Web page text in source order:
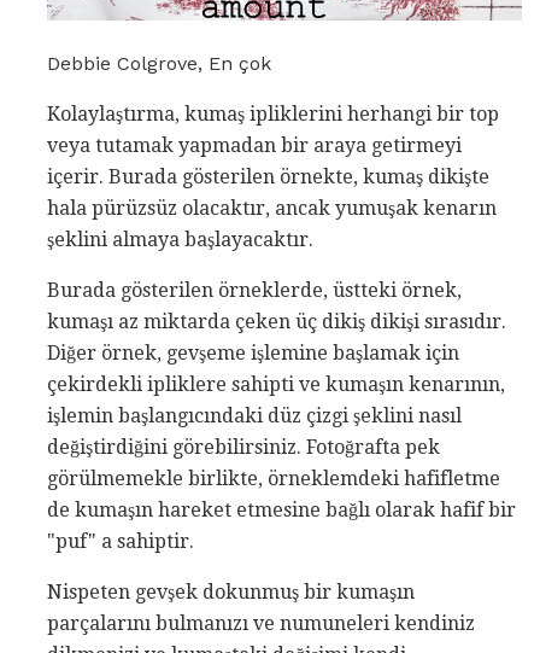
Debbie Colgrove, En çok
Kolaylaştırma, kumaş ipliklerini herhangi bir top
veya tutamak yapmadan bir araya getirmeyi
içerir. Burada gösterilen örnekte, kumaş dikişte
hala pürüzsüz olacaktır, ancak yumuşak kenarın
şeklini almaya başlayacaktır.
Burada gösterilen örneklerde, üstteki örnek,
kumaşı az miktarda çeken üç dikiş dikişi sırasıdır.
Diğer örnek, gevşeme işlemine başlamak için
çekirdekli ipliklere sahipti ve kumaşın kenarının,
işlemin başlangıcındaki düz çizgi şeklini nasıl
değiştirdiğini görebilirsiniz. Fotoğrafta pek
görülmemekle birlikte, örneklemdeki hafifletme
de kumaşın hareket etmesine bağlı olarak hafif bir
"puf" a sahiptir.
Nispeten gevşek dokunmuş bir kumaşın
parçalarını bulmanızı ve numuneleri kendiniz